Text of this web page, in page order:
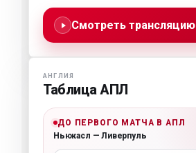
Смотреть трансляцию
АНГЛИЯ
Таблица АПЛ
ДО ПЕРВОГО МАТЧА В АПЛ
Ньюкасл — Ливерпуль